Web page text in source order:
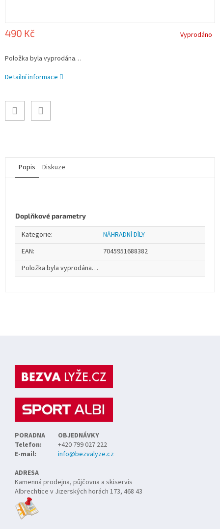
490 Kč
cena:
Vyprodáno
Položka byla vyprodána…
Detailní informace
Popis Diskuze
Doplňkové parametry
Kategorie:
NÁHRADNÍ DÍLY
EAN:
7045951688382
Položka byla vyprodána…
PORADNA
OBJEDNÁVKY
Telefon:
+420 799 027 222
E-mail:
info@bezvalyze.cz
ADRESA
Kamenná prodejna, půjčovna a skiservis
Albrechtice v Jizerských horách 173, 468 43